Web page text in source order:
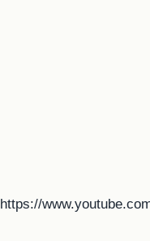
https://